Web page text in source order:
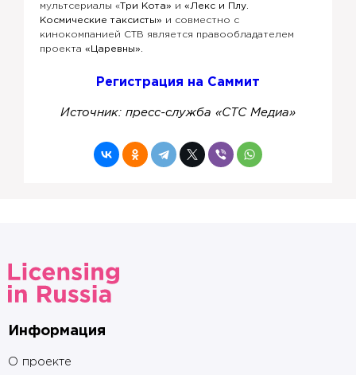
мультсериалы «Три Кота» и «Лекс и Плу.
Космические таксисты» и совместно с
кинокомпанией СТВ является правообладателем
проекта «Царевны»
Регистрация на Саммит
Источник: пресс-служба «СТС Медиа»
Информация
О проекте